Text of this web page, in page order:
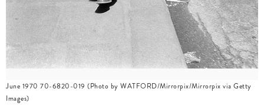
June 1970 70-6820-019 (Photo by WATFORD/Mirrorpix/Mirrorpix via Getty
Images)